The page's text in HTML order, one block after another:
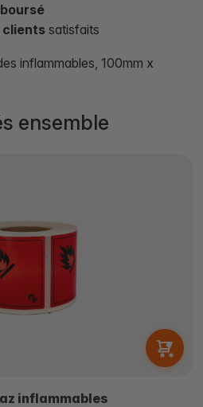
satisfaits
inflammables, 100mm x
ensemble
inflammables